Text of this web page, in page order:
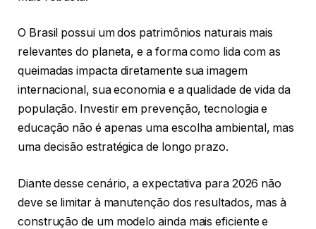
O Brasil possui um dos patrimônios naturais mais
relevantes do planeta, e a forma como lida com as
queimadas impacta diretamente sua imagem
internacional, sua economia e a qualidade de vida da
população. Investir em prevenção, tecnologia e
educação não é apenas uma escolha ambiental, mas
uma decisão estratégica de longo prazo.
Diante desse cenário, a expectativa para 2026 não
deve se limitar à manutenção dos resultados, mas à
construção de um modelo ainda mais eficiente e